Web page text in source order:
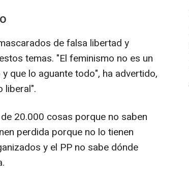
de falsa libertad y
temas. "El feminismo no es un
que lo aguante todo", ha advertido,
liberal".
20.000 cosas porque no saben
perdida porque no lo tienen
y el PP no sabe dónde